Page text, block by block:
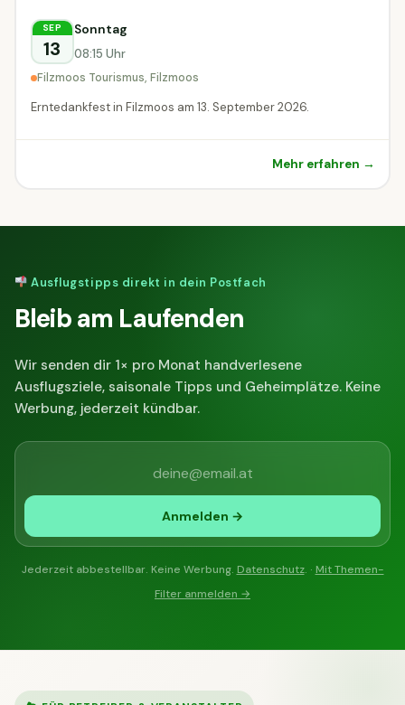
SEP
13
Sonntag
08:15 Uhr
Filzmoos Tourismus, Filzmoos
Erntedankfest in Filzmoos am 13. September 2026.
Mehr erfahren →
Ausflugstipps direkt in dein Postfach
Bleib am Laufenden
Wir senden dir 1× pro Monat handverlesene
Ausflugsziele, saisonale Tipps und Geheimplätze. Keine
Werbung, jederzeit kündbar.
Anmelden →
Jederzeit abbestellbar. Keine Werbung. Datenschutz. · Mit Themen-
Filter anmelden →